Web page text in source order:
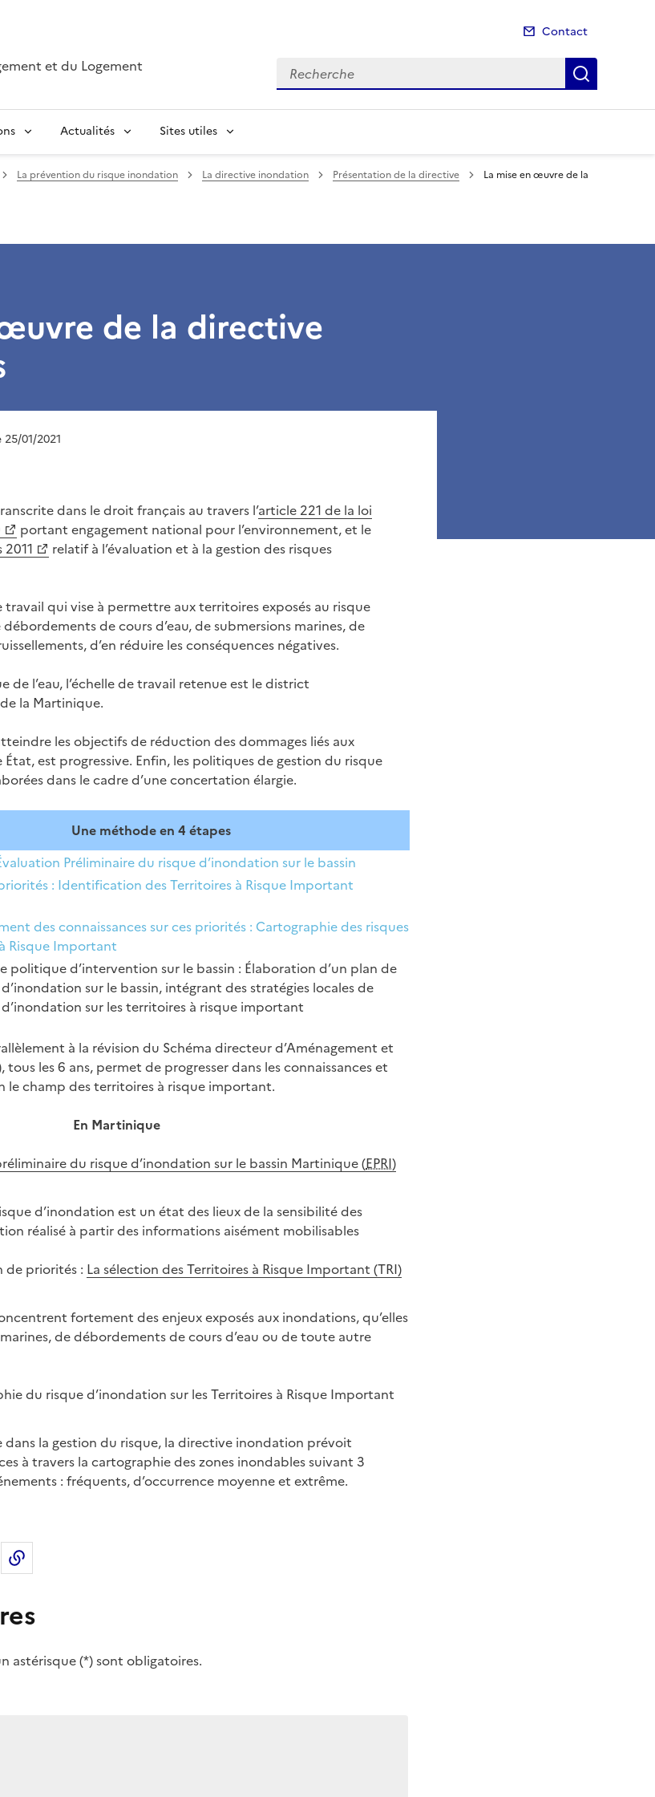
et du Logement
Contact
Recherche
Actualités Sites utiles
La prévention du risque inondation La directive inondation Présentation de la directive
La mise en œuvre de la
de la directive
01/2021
dans le droit français au travers l’article 221 de la loi
portant engagement national pour l’environnement, et le
relatif à l’évaluation et à la gestion des risques
qui vise à permettre aux territoires exposés au risque
débordements de cours d’eau, de submersions marines, de
d’en réduire les conséquences négatives.
de l’eau, l’échelle de travail retenue est le district
la Martinique.
les objectifs de réduction des dommages liés aux
est progressive. Enfin, les politiques de gestion du risque
dans le cadre d’une concertation élargie.
Une méthode en 4 étapes
Préliminaire du risque d’inondation sur le bassin
: Identification des Territoires à Risque Important
des connaissances sur ces priorités : Cartographie des risques
Risque Important
politique d’intervention sur le bassin : Élaboration d’un plan de
sur le bassin, intégrant des stratégies locales de
sur les territoires à risque important
à la révision du Schéma directeur d’Aménagement et
tous les 6 ans, permet de progresser dans les connaissances et
le champ des territoires à risque important.
En Martinique
du risque d’inondation sur le bassin Martinique (EPRI)
d’inondation est un état des lieux de la sensibilité des
réalisé à partir des informations aisément mobilisables
de priorités : La sélection des Territoires à Risque Important (TRI)
fortement des enjeux exposés aux inondations, qu’elles
de débordements de cours d’eau ou de toute autre
du risque d’inondation sur les Territoires à Risque Important
dans la gestion du risque, la directive inondation prévoit
à travers la cartographie des zones inondables suivant 3
: fréquents, d’occurrence moyenne et extrême.
LinkedInpar email
astérisque (*) sont obligatoires.